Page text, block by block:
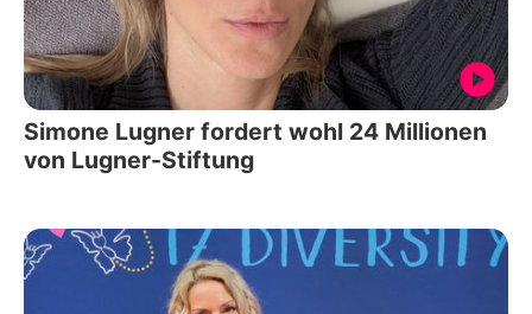
Simone Lugner fordert wohl 24 Millionen
von Lugner-Stiftung